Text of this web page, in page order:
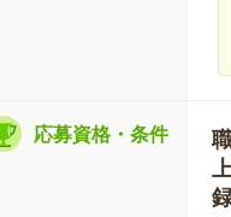
応募資格・条件